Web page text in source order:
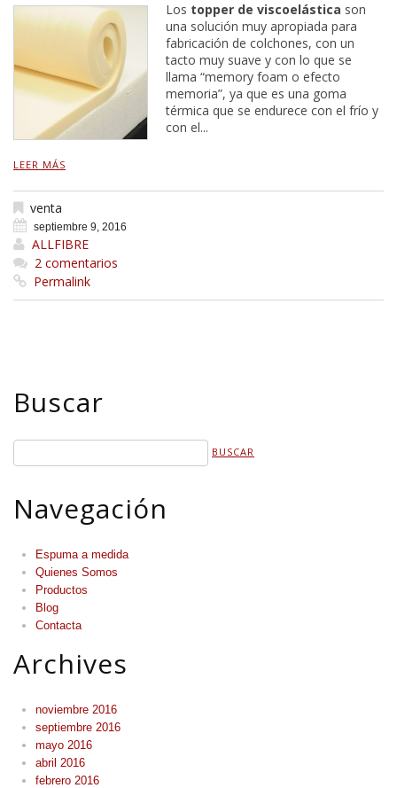
Los topper de viscoelástica son
una solución muy apropiada para
fabricación de colchones, con un
tacto muy suave y con lo que se
llama “memory foam o efecto
memoria”, ya que es una goma
térmica que se endurece con el frío y
con el...
LEER MÁS
venta
septiembre 9, 2016
ALLFIBRE
2 comentarios
Permalink
Buscar
Navegación
Espuma a medida
Quienes Somos
Productos
Blog
Contacta
Archives
noviembre 2016
septiembre 2016
mayo 2016
abril 2016
febrero 2016